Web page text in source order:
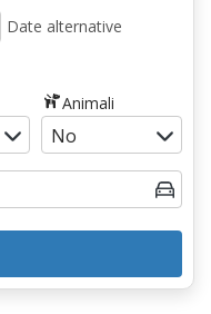
Date alternative
Animali